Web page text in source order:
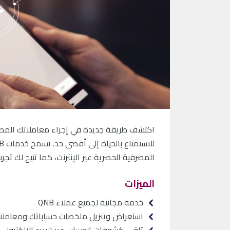
اكتشف طريقة جديدة في إجراء معاملاتك
للاستمتاع بالحياة إلى أقصى حد. تسمح خدمات
المصرفية الحصرية عبر الإنترنت، كما تتيح
الميزات
خدمة مجانية لجميع عملاء QNB
استعراض وتنزيل ملخصات حساباتك